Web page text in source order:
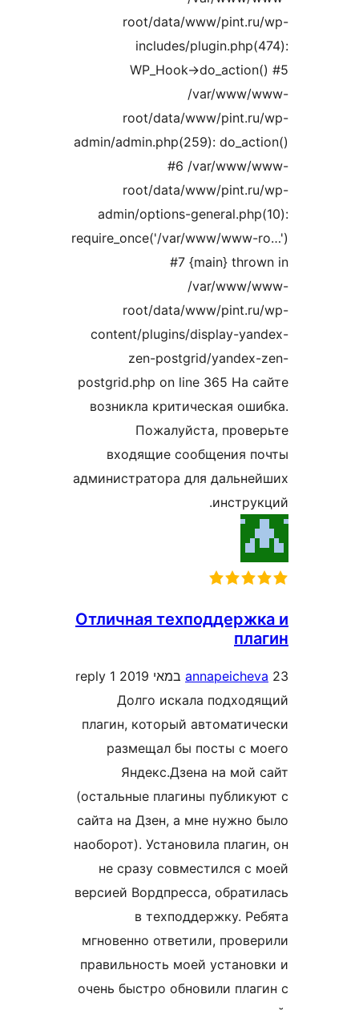
root/data/www/
includes/
WP_Hook-
root/data/www/
admin/admin.php(259):
#6 /var/
root/data/www/
admin/options-
require_once('/var/www/
#7 {main}
root/data/www/
content/plugins/display-
zen-postgrid/
postgrid.php on line 365 На
возникла критическая
Пожалуйста,
входящие сообщения
администратора для
Отличная
1 reply
Долго искала
плагин, который
размещал бы посты с
Яндекс.Дзена на
(остальные плагины
сайта на Дзен, а мне
наоборот). Установила
не сразу совместился
версией Вордпресса,
в техподдержку.
мгновенно ответили,
правильность моей
очень быстро обновили